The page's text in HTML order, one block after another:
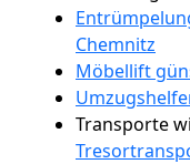
Chemnitz
Möbellift
Transporte